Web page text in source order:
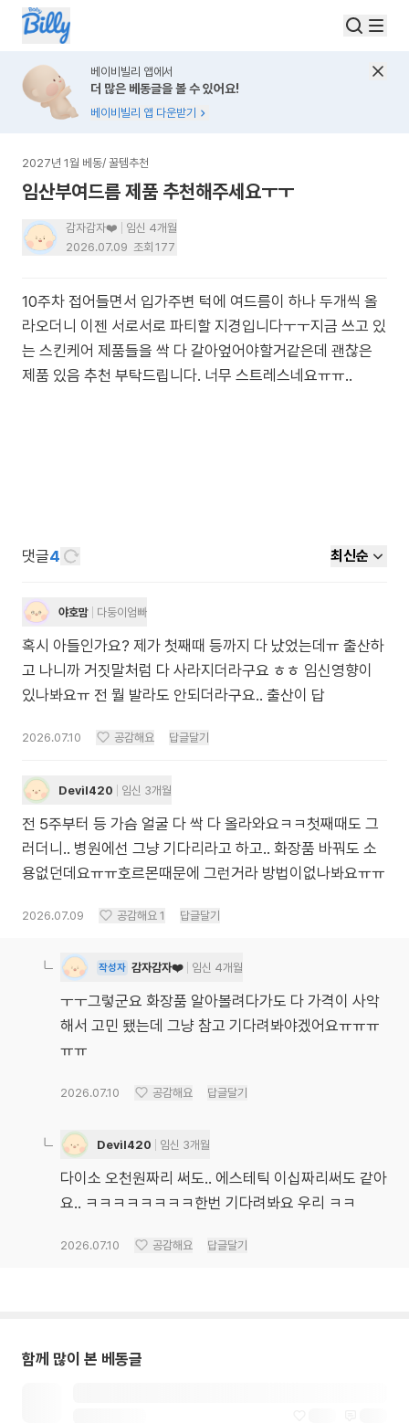
베이비빌리 앱에서
더 많은 베동글을 볼 수 있어요!
베이비빌리 앱 다운받기
2027년 1월 베동/ 꿀템추천
임산부여드름 제품 추천해주세요ㅜㅜ
감자감자❤️
임신 4개월
2026.07.09 조회 177
10주차 접어들면서 입가주변 턱에 여드름이 하나 두개씩 올
라오더니 이젠 서로서로 파티할 지경입니다ㅜㅜ지금 쓰고 있
는 스킨케어 제품들을 싹 다 갈아엎어야할거같은데 괜찮은
제품 있음 추천 부탁드립니다. 너무 스트레스네요ㅠㅠ..
댓글4 최신순
야호맘 다둥이엄빠
혹시 아들인가요? 제가 첫째때 등까지 다 났었는데ㅠ 출산하
고 나니까 거짓말처럼 다 사라지더라구요 ㅎㅎ 임신영향이
있나봐요ㅠ 전 뭘 발라도 안되더라구요.. 출산이 답
2026.07.10 공감해요 답글달기
Devil420 임신 3개월
전 5주부터 등 가슴 얼굴 다 싹 다 올라와요ㅋㅋ첫째때도 그
러더니.. 병원에선 그냥 기다리라고 하고.. 화장품 바꿔도 소
용없던데요ㅠㅠ호르몬때문에 그런거라 방법이없나봐요ㅠㅠ
2026.07.09 공감해요 1 답글달기
작성자 감자감자❤️ 임신 4개월
ㅜㅜ그렇군요 화장품 알아볼려다가도 다 가격이 사악
해서 고민 됐는데 그냥 참고 기다려봐야겠어요ㅠㅠㅠ
ㅠㅠ
2026.07.10 공감해요 답글달기
Devil420 임신 3개월
다이소 오천원짜리 써도.. 에스테틱 이십짜리써도 같아
요.. ㅋㅋㅋㅋㅋㅋㅋㅋ한번 기다려봐요 우리 ㅋㅋ
2026.07.10 공감해요 답글달기
함께 많이 본 베동글